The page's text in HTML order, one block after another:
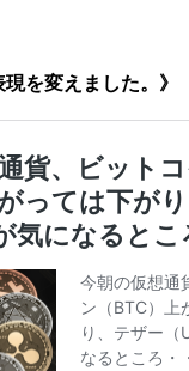
を変えました。》